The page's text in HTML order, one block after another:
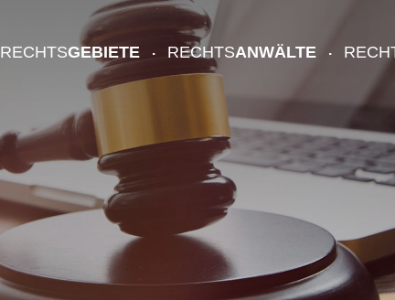
RECHTSGEBIETE RECHTSANWÄLTE